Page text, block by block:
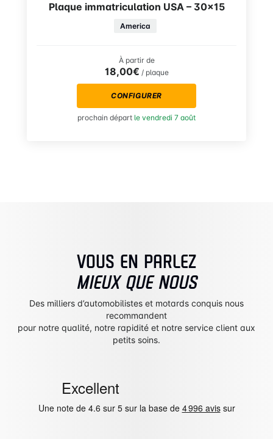
Plaque immatriculation USA – 30×15
America
À partir de
18,00€ / plaque
CONFIGURER
prochain départ le vendredi 7 août
VOUS EN PARLEZ
MIEUX QUE NOUS
Des milliers d’automobilistes et motards conquis nous
recommandent
pour notre qualité, notre rapidité et notre service client aux
petits soins.